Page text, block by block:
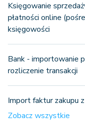
Księgowanie
płatności online
księgowości
Bank - importowanie
rozliczenie transakcji
Import faktur zakupu
Zobacz wszystkie